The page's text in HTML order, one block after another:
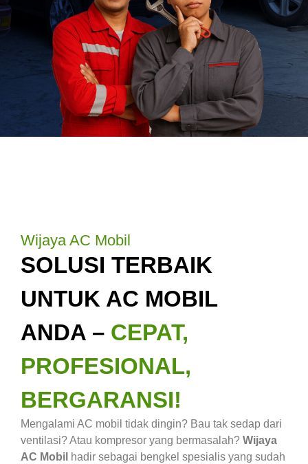
Wijaya AC Mobil
SOLUSI TERBAIK
UNTUK AC MOBIL
ANDA – CEPAT,
PROFESIONAL,
BERGARANSI!
Mengalami AC mobil tidak dingin? Bau tak sedap dari
ventilasi? Atau kompresor yang bermasalah? Wijaya
AC Mobil hadir sebagai bengkel spesialis yang sudah